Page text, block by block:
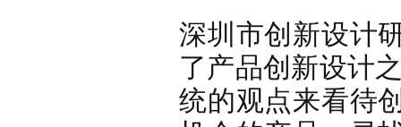
深圳市创新设计
了产品创新设计
统的观点来看待